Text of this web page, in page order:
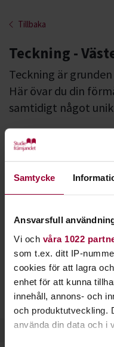
Samtycke
Ansvarsfull
Vi och våra 1022
som t.ex. ditt IP-
cookies för att lagra
enhet för att kunna
innehåll, annons- och
och produktutveckling.
använda din data och i
Tillbaka
Teckning -
Teckning är
Här övar du din
samtidigt något
saker som de faktiskt
stillebenoch
Du kan också teckna
Beroende på om du vill
Teckning är en bra start
fortsätter sedan med
Populära tekniker att
gråskala ,perspektiv